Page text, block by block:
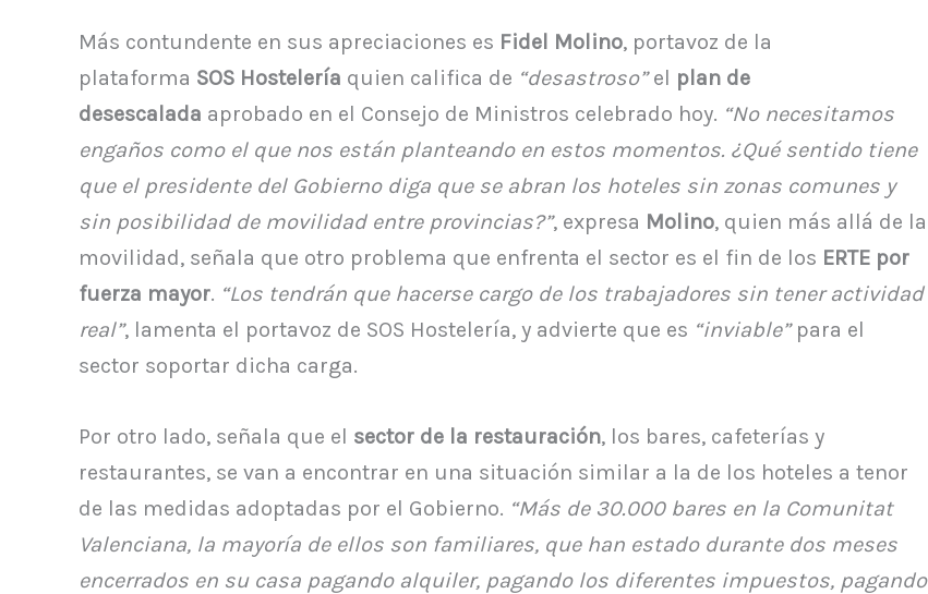
Más contundente en sus apreciaciones es Fidel Molino, portavoz de la
plataforma SOS Hostelería quien califica de “desastroso”el plan de
desescalada aprobado en el Consejo de Ministros celebrado hoy. “No necesitamos
engaños como el que nos están planteando en estos momentos. ¿Qué sentido tiene
que el presidente del Gobierno diga que se abran los hoteles sin zonas comunes y
sin posibilidad de movilidad entre provincias?”, expresa Molino, quien más allá de la
movilidad, señala que otro problema que enfrenta el sector es el fin de los ERTE por
fuerza mayor. “Los tendrán que hacerse cargo de los trabajadores sin tener actividad
real”, lamenta el portavoz de SOS Hostelería, y advierte que es “inviable”para el
sector soportar dicha carga.
Por otro lado, señala que el sector de la restauración, los bares, cafeterías y
restaurantes, se van a encontrar en una situación similar a la de los hoteles a tenor
de las medidas adoptadas por el Gobierno. “Más de 30.000 bares en la Comunitat
Valenciana, la mayoría de ellos son familiares, que han estado durante dos meses
encerrados en su casa pagando alquiler, pagando los diferentes impuestos, pagando